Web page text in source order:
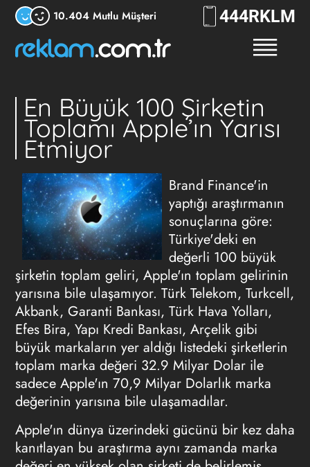
10.404 Mutlu Müşteri 444RKLM
En Büyük 100 Şirketin
Toplamı Apple’ın Yarısı
Etmiyor
Brand Finance'in
yaptığı araştırmanın
sonuçlarına göre:
Türkiye'deki en
değerli 100 büyük
şirketin toplam geliri, Apple'ın toplam gelirinin
yarısına bile ulaşamıyor. Türk Telekom, Turkcell,
Akbank, Garanti Bankası, Türk Hava Yolları,
Efes Bira, Yapı Kredi Bankası, Arçelik gibi
büyük markaların yer aldığı listedeki şirketlerin
toplam marka değeri 32.9 Milyar Dolar ile
sadece Apple'ın 70,9 Milyar Dolarlık marka
değerinin yarısına bile ulaşamadılar.
Apple'ın dünya üzerindeki gücünü bir kez daha
kanıtlayan bu araştırma aynı zamanda marka